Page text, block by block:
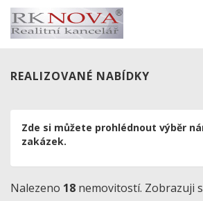
REALIZOVANÉ NABÍDKY
Zde si můžete prohlédnout výběr
zakázek.
Nalezeno 18 nemovitostí. Zobrazuji